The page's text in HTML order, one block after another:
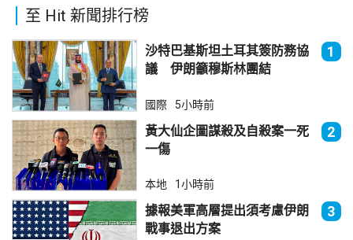
至 Hit 新聞排行榜
沙特巴基斯坦土耳其簽防務協
議 伊朗籲穆斯林團結
1
國際 5小時前
黃大仙企圖謀殺及自殺案一死
一傷
2
本地 1小時前
據報美軍高層提出須考慮伊朗
戰事退出方案
3